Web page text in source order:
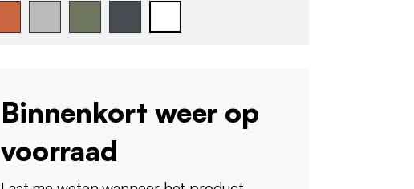
Binnenkort weer op
voorraad